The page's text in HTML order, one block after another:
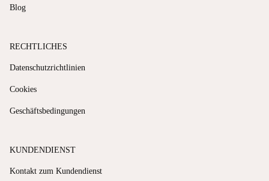
Blog
RECHTLICHES
Datenschutzrichtlinien
Cookies
Geschäftsbedingungen
KUNDENDIENST
Kontakt zum Kundendienst